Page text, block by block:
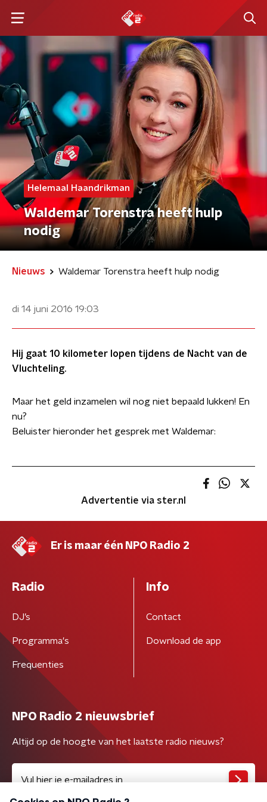
Helemaal Haandrikman
Waldemar Torenstra heeft hulp
nodig
Nieuws Waldemar Torenstra heeft hulp nodig
di 14 juni 2016 19:03
Hij gaat 10 kilometer lopen tijdens de Nacht van de
Vluchteling.
Maar het geld inzamelen wil nog niet bepaald lukken! En
nu?
​Beluister hieronder het gesprek met Waldemar:
Advertentie via ster.nl
Er is maar één NPO Radio 2
Radio
DJ’s
Programma's
Frequenties
Info
Contact
Download de app
NPO Radio 2 nieuwsbrief
Altijd op de hoogte van het laatste radio nieuws?